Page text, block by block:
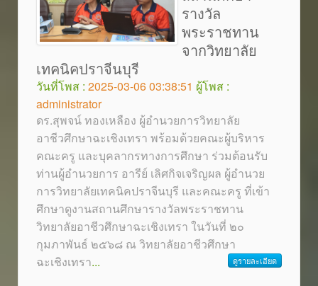
รางวัล
พระราชทาน
จากวิทยาลัย
เทคนิคปราจีนบุรี
วันที่โพส : 2025-03-06 03:38:51 ผู้โพส :
administrator
ดร.สุพจน์ ทองเหลือง ผู้อำนวยการวิทยาลัย
อาชีวศึกษาฉะเชิงเทรา พร้อมด้วยคณะผู้บริหาร
คณะครู และบุคลากรทางการศึกษา ร่วมต้อนรับ
ท่านผู้อำนวยการ อารีย์ เลิศกิจเจริญผล ผู้อำนวย
การวิทยาลัยเทคนิคปราจีนบุรี และคณะครู ที่เข้า
ศึกษาดูงานสถานศึกษารางวัลพระราชทาน
วิทยาลัยอาชีวศึกษาฉะเชิงเทรา ในวันที่ ๒๐
กุมภาพันธ์ ๒๕๖๘ ณ วิทยาลัยอาชีวศึกษา
ฉะเชิงเทรา... ดูรายละเอียด